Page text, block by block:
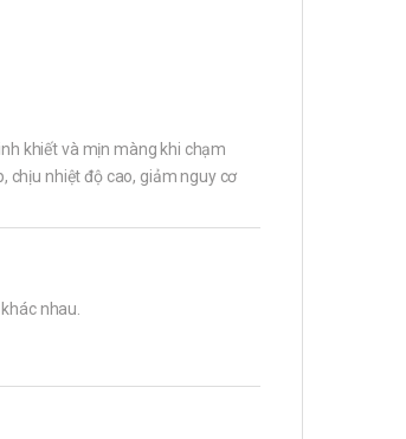
khiết và mịn màng khi chạm
chịu nhiệt độ cao, giảm nguy cơ
nhau.